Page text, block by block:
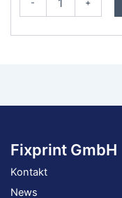
-
Etikettendrucker
+
Fixprint GmbH
Kontakt
News